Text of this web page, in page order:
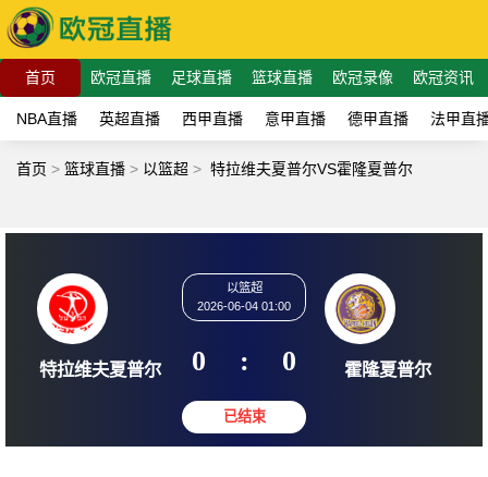
首页 欧冠直播 足球直播 篮球直播 欧冠录像 欧冠资讯
NBA直播 英超直播 西甲直播 意甲直播 德甲直播 法甲直
首页 > 篮球直播 > 以篮超 > 特拉维夫夏普尔VS霍隆夏普尔
特拉维夫夏普尔
以篮超
2026-06-04 01:00
0 : 0 霍隆